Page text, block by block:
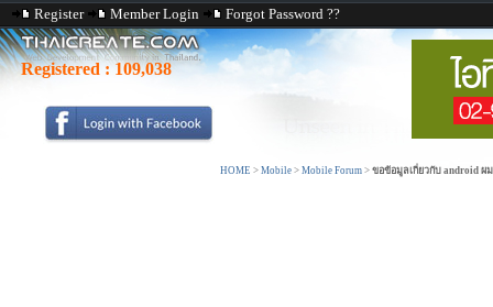
Register Member Login Forgot Password ??
Registered : 109,038
HOME > Mobile > Mobile Forum > ขอข้อมูลเกี่ยวกับ android ผ